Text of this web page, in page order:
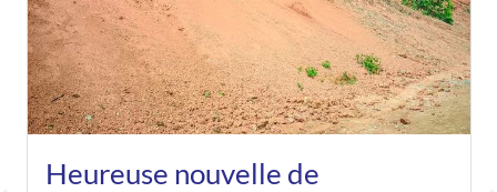
Heureuse nouvelle de